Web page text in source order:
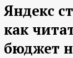
Яндекс
как
бюджет